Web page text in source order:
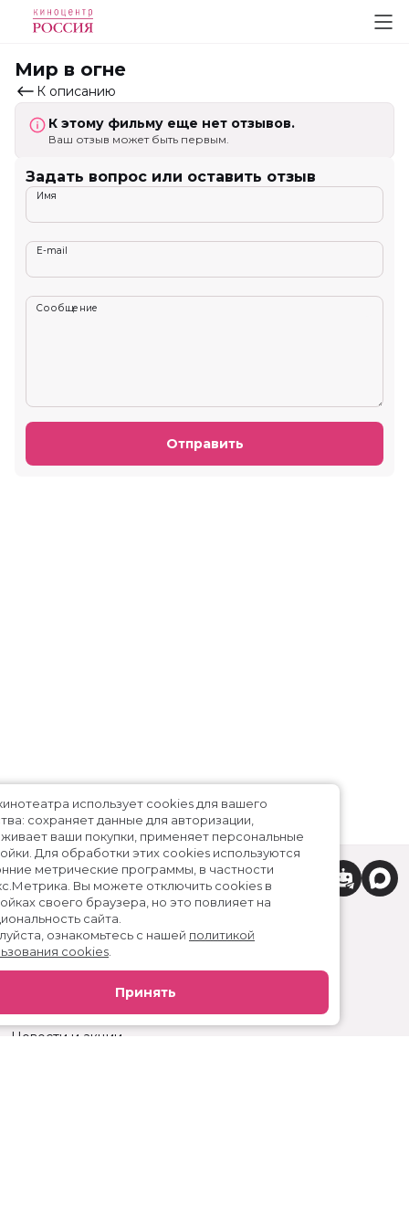
Мир в огне
К описанию
К этому фильму еще нет отзывов.
Ваш отзыв может быть первым.
Задать вопрос или оставить отзыв
Имя
E-mail
Сообщение
Отправить
Вакансии
Новости и акции
Сайт кинотеатра использует cookies для вашего
удобства: сохраняет данные для авторизации,
отслеживает ваши покупки, применяет персональные
настройки.Для обработки этих cookies используются
сторонние метрические программы, в частности
Яндекс.Метрика.Вы можете отключить cookies в
настройках своего браузера, но это повлияет на
функциональность сайта.
Пожалуйста, ознакомьтесь с нашейполитикой
использования cookies
Принять